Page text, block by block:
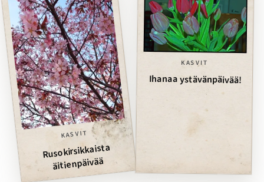
KASVIT
Rusokirsikkaista
äitienpäivää
KASVIT
Ihanaa ystävänpäivää!